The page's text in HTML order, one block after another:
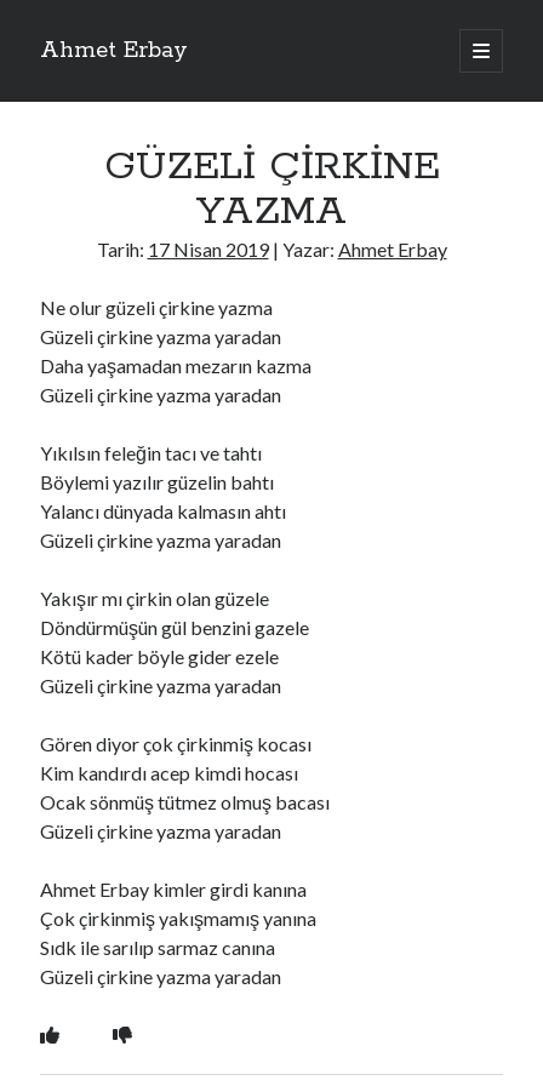
Ahmet Erbay
ana
menüyü
Yan
ELİF BENİ BIRAKMA
YALAN DEMEM HARAM YEMEM
Son Yorumlar
BAĞIŞLA ADINIiçindario72
BAĞIŞLA ADINIiçinfoodie22
BAĞIŞLA ADINIiçinZoe72
BAĞIŞLA ADINIiçindailyLinda1997
Ara
GÜZELİ ÇİRKİNE
YAZMA
Tarih: 17 Nisan 2019| Yazar: Ahmet Erbay
Ne olur güzeli çirkine yazma
Güzeli çirkine yazma yaradan
Daha yaşamadan mezarın kazma
Güzeli çirkine yazma yaradan
Yıkılsın feleğin tacı ve tahtı
Böylemi yazılır güzelin bahtı
Yalancı dünyada kalmasın ahtı
Güzeli çirkine yazma yaradan
Yakışır mı çirkin olan güzele
Döndürmüşün gül benzini gazele
Kötü kader böyle gider ezele
Güzeli çirkine yazma yaradan
Gören diyor çok çirkinmiş kocası
Kim kandırdı acep kimdi hocası
Ocak sönmüş tütmez olmuş bacası
Güzeli çirkine yazma yaradan
Ahmet Erbay kimler girdi kanına
Çok çirkinmiş yakışmamış yanına
Sıdk ile sarılıp sarmaz canına
Güzeli çirkine yazma yaradan